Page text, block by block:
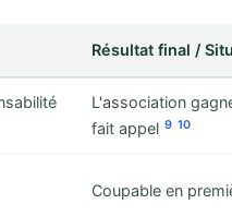
Résultat final /
L'association
fait appel 9 10
Coupable en